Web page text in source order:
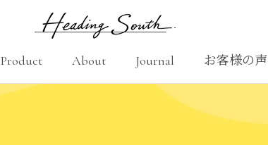
Product
About
Journal
お客様の声
シェアする